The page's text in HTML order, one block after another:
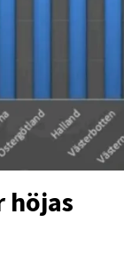
höjas